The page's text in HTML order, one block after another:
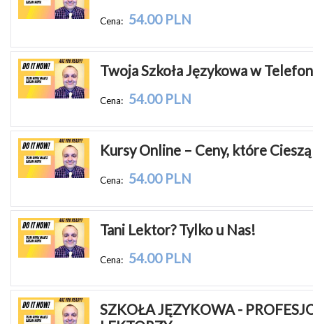
Cena: 54.00 PLN
Twoja Szkoła Językowa w
Cena: 54.00 PLN
Kursy Online – Ceny, które Cieszą
Cena: 54.00 PLN
Tani Lektor? Tylko u Nas!
Cena: 54.00 PLN
SZKOŁA JĘZYKOWA -